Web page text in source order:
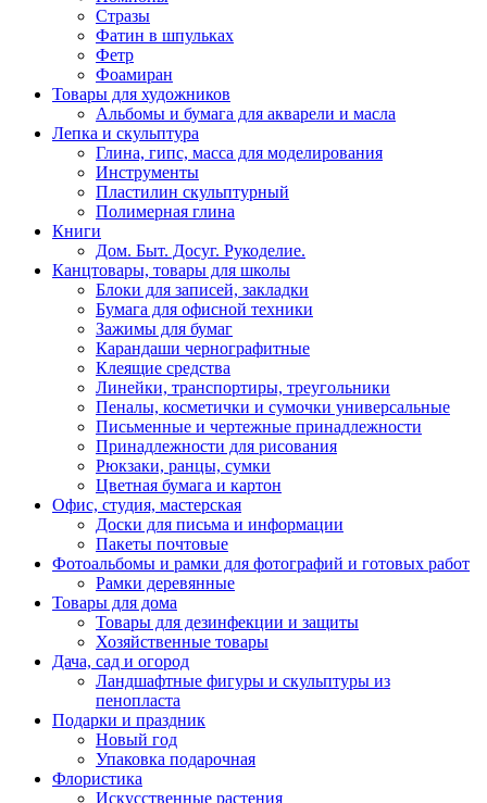
Стразы
Фатин в шпульках
Фетр
Фоамиран
Товары для художников
Альбомы и бумага для акварели и масла
Лепка и скульптура
Глина, гипс, масса для моделирования
Инструменты
Пластилин скульптурный
Полимерная глина
Книги
Дом. Быт. Досуг. Рукоделие.
Канцтовары, товары для школы
Блоки для записей, закладки
Бумага для офисной техники
Зажимы для бумаг
Карандаши чернографитные
Клеящие средства
Линейки, транспортиры, треугольники
Пеналы, косметички и сумочки универсальные
Письменные и чертежные принадлежности
Принадлежности для рисования
Рюкзаки, ранцы, сумки
Цветная бумага и картон
Офис, студия, мастерская
Доски для письма и информации
Пакеты почтовые
Фотоальбомы и рамки для фотографий и готовых работ
Рамки деревянные
Товары для дома
Товары для дезинфекции и защиты
Хозяйственные товары
Дача, сад и огород
Ландшафтные фигуры и скульптуры из
пенопласта
Подарки и праздник
Новый год
Упаковка подарочная
Флористика
Искусственные растения